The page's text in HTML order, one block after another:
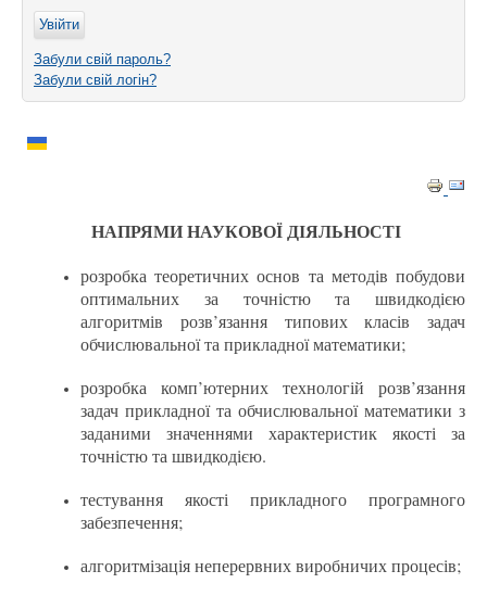
Забули свій пароль?
Забули свій логін?
НАПРЯМИ НАУКОВОЇ ДІЯЛЬНОСТІ
розробка теоретичних основ та методів побудови
оптимальних за точністю та швидкодією
алгоритмів розв’язання типових класів задач
обчислювальної та прикладної математики;
розробка комп’ютерних технологій розв’язання
задач прикладної та обчислювальної математики з
заданими значеннями характеристик якості за
точністю та швидкодією.
тестування якості прикладного програмного
забезпечення;
алгоритмізація неперервних виробничих процесів;